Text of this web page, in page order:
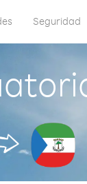
Seguridad